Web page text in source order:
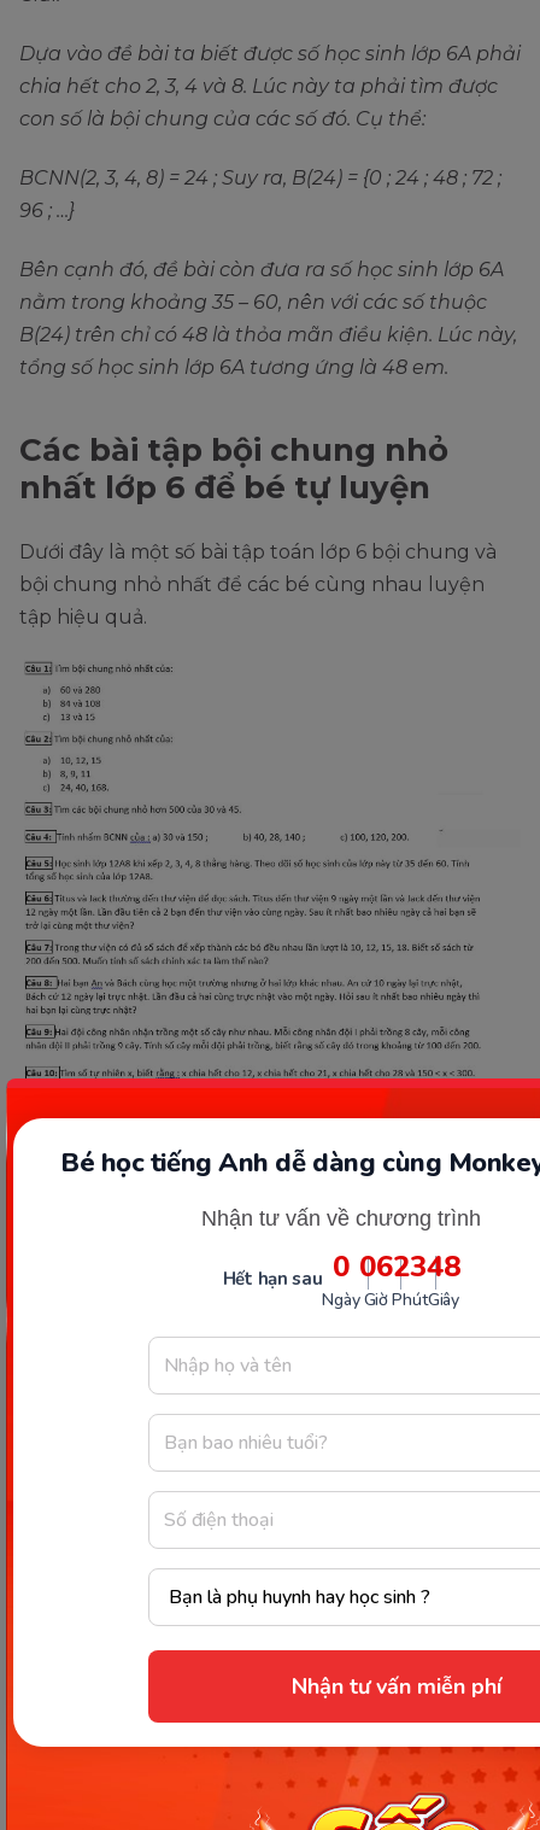
Bé học tiếng Anh dễ dàng cùng
Nhận tư vấn về chương trình
Hết hạn sau 0
Ngày
06
Giờ
23
Phút
47
Giây
Nhận tư vấn miễn phí
Dựa vào đề bài ta biết được số học sinh lớp 6A phải
chia hết cho 2, 3, 4 và 8. Lúc này ta phải tìm được
con số là bội chung của các số đó. Cụ thể:
BCNN(2, 3, 4, 8) = 24 ; Suy ra, B(24) = {0 ; 24 ; 48 ; 72 ;
96 ; …}
Bên cạnh đó, đề bài còn đưa ra số học sinh lớp 6A
nằm trong khoảng 35 – 60, nên với các số thuộc
B(24) trên chỉ có 48 là thỏa mãn điều kiện. Lúc này,
tổng số học sinh lớp 6A tương ứng là 48 em.
Các bài tập bội chung nhỏ
nhất lớp 6 để bé tự luyện
Dưới đây là một số bài tập toán lớp 6 bội chung và
bội chung nhỏ nhất để các bé cùng nhau luyện
tập hiệu quả.
(Nguồn: Tổng hợp)
Trên đây là những thông tin giúp mọi người hiểu rõ
bội chung và bội chung nhỏ
thường sẽ xuất hiện nhiều trong các đề thi, nên các
em cần ôn luyện, áp dụng cách tìm mà Monkey
chia sẻ trên để có thể chinh phục dạng toàn này
hiệu quả nhé.
mục đích tham khảo và có thể thay đổi mà
không cần báo trước. Quý khách vui lòng
kiểm tra lại qua các kênh chính thức hoặc liên
tình hình thực tế.